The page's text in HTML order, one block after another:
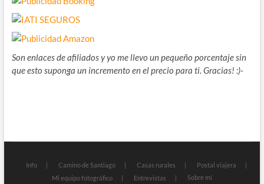
Son enlaces de afiliados y yo me llevo un pequeño porcentaje sin
que esto suponga un incremento en el precio para ti. Gracias! :)-
Info Camino de Santiago Casas rurales
Postal viajera
Mi equipo fotográfico
Entrevistas Sobre mí